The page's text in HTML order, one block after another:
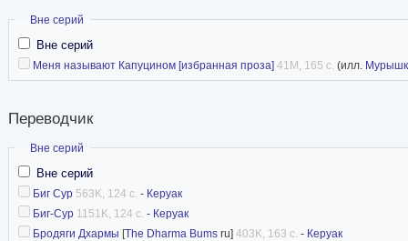
Скрыть
Вне серий
Вне серий
Меня называют Капуцином [избранная проза] 41M, 165 с. (илл.
Переводчик
Скрыть
Вне серий
Вне серий
Биг Сур 563K, 124 с. - Керуак
Биг-Сур 1151K, 124 с. - Керуак
Бродяги Дхармы [The Dharma Bums ru] 403K, 163 с. - Керуак